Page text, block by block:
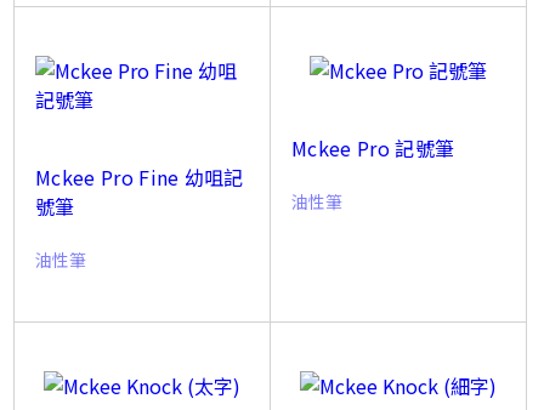
Mckee Pro Fine 幼咀記
號筆
油性筆
Mckee Pro 記號筆
油性筆